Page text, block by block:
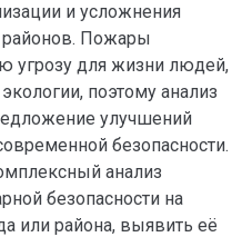
и усложнения
районов. Пожары
угрозу для жизни людей,
поэтому анализ
улучшений
безопасности.
анализ
безопасности на
или района, выявить её